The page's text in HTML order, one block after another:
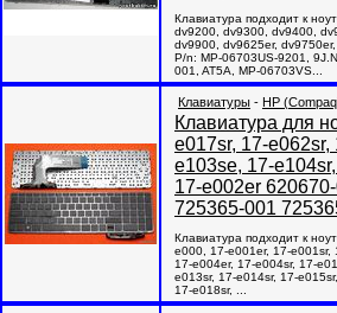
Клавиатура подходит к
dv9200, dv9300, dv9400,
dv9900, dv9625er,
P/n: MP-06703US-9201,
001, AT5A, MP-06703VS...
Клавиатуры - HP
Клавиатура для
e017sr, 17-
e103se, 17-
17-e002er
725365-001
Клавиатура подходит к
e000, 17-e001er, 17-e001sr,
17-e004er, 17-e004sr, 17-
e013sr, 17-e014sr, 17-
17-e018sr, ...